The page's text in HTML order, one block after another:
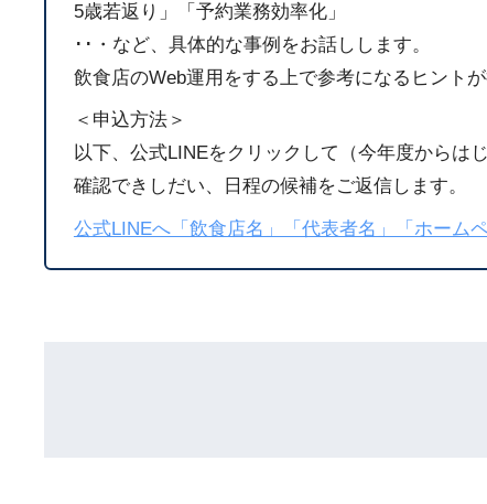
5歳若返り」「予約業務効率化」
･･・など、具体的な事例をお話しします。
飲食店のWeb運用をする上で参考になるヒント
＜申込方法＞
以下、公式LINEをクリックして（今年度からは
確認できしだい、日程の候補をご返信します。
公式LINEへ「飲食店名」「代表者名」「ホーム